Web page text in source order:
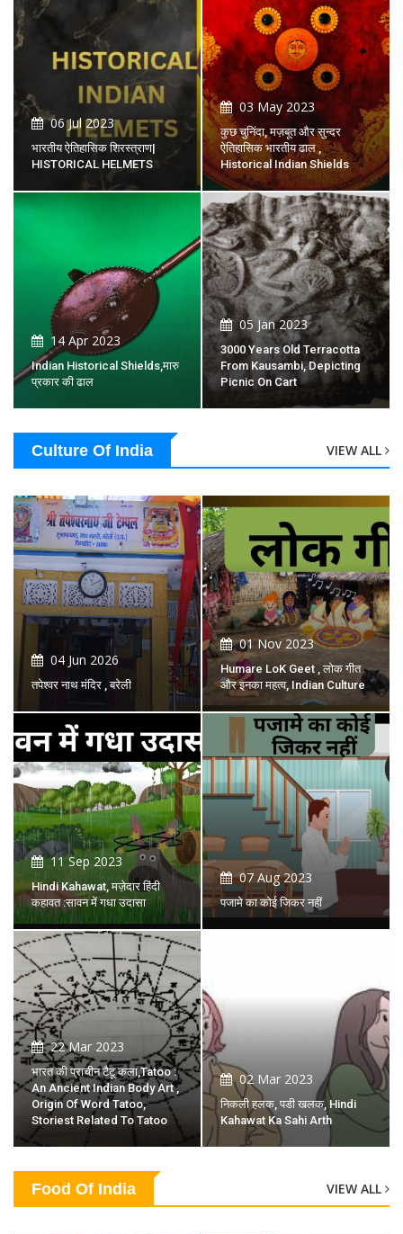
06 Jul 2023
भारतीय ऐतिहासिक शिरस्त्राण|
HISTORICAL HELMETS
03 May 2023
कुछ चुनिंदा, मज़बूत और सुन्दर
ऐतिहासिक भारतीय ढाल ,
Historical Indian Shields
14 Apr 2023
Indian Historical Shields,मारु
प्रकार की ढाल
05 Jan 2023
3000 Years Old Terracotta
From Kausambi, Depicting
Picnic On Cart
Culture Of India VIEW ALL
04 Jun 2026
तपेश्वर नाथ मंदिर , बरेली
01 Nov 2023
Humare LoK Geet , लोक गीत
और इनका महत्व, Indian Culture
11 Sep 2023
Hindi Kahawat, मज़ेदार हिंदी
कहावत :सावन में गधा उदासा
07 Aug 2023
पजामे का कोई जिकर नहीं
22 Mar 2023
भारत की प्राचीन टैटू कला,tatoo :
An Ancient Indian Body Art ,
Origin Of Word Tatoo,
Storiest Related To Tatoo
02 Mar 2023
निकली हलक, पडी खलक, Hindi
Kahawat Ka Sahi Arth
Food Of India VIEW ALL